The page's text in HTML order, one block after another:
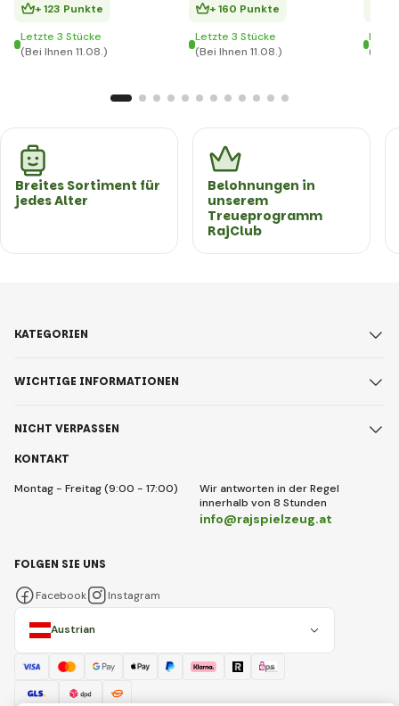
+ 123 Punkte
Letzte 3 Stücke
(Bei Ihnen 11.08.)
+ 160 Punkte
Letzte 3 Stücke
(Bei Ihnen 11.08.)
(Bei
Breites Sortiment für
jedes Alter
Belohnungen in
unserem
Treueprogramm
RajClub
KONTAKT
Montag - Freitag (9:00 - 17:00)
Wir antworten in der Regel
innerhalb von 8 Stunden
info@rajspielzeug.at
KATEGORIEN
WICHTIGE INFORMATIONEN
NICHT VERPASSEN
Austrian
FOLGEN SIE UNS
Facebook Instagram